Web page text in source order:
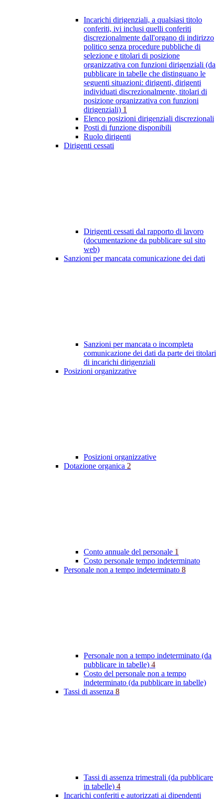
Incarichi dirigenziali, a qualsiasi titolo
conferiti, ivi inclusi quelli conferiti
discrezionalmente dall'organo di indirizzo
politico senza procedure pubbliche di
selezione e titolari di posizione
organizzativa con funzioni dirigenziali (da
pubblicare in tabelle che distinguano le
seguenti situazioni: dirigenti, dirigenti
individuati discrezionalmente, titolari di
posizione organizzativa con funzioni
dirigenziali) 1
Elenco posizioni dirigenziali discrezionali
Posti di funzione disponibili
Ruolo dirigenti
Dirigenti cessati
Dirigenti cessati dal rapporto di lavoro
(documentazione da pubblicare sul sito
web)
Sanzioni per mancata comunicazione dei dati
Sanzioni per mancata o incompleta
comunicazione dei dati da parte dei titolari
di incarichi dirigenziali
Posizioni organizzative
Posizioni organizzative
Dotazione organica 2
Conto annuale del personale 1
Costo personale tempo indeterminato
Personale non a tempo indeterminato 8
Personale non a tempo indeterminato (da
pubblicare in tabelle) 4
Costo del personale non a tempo
indeterminato (da pubblicare in tabelle)
Tassi di assenza 8
Tassi di assenza trimestrali (da pubblicare
in tabelle) 4
Incarichi conferiti e autorizzati ai dipendenti